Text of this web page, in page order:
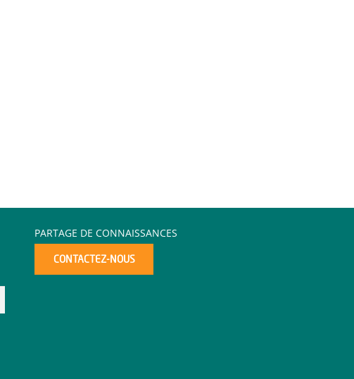
PARTAGE DE CONNAISSANCES
CONTACTEZ-NOUS